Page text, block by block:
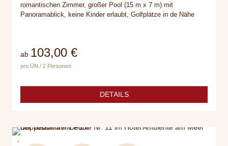
romantischen Zimmer, großer Pool (15 m x 7 m) mit
Panoramablick, keine Kinder erlaubt, Golfplätze in de Nähe
ab 103,00 €
pro ÜN / 2 Personen
DETAILS